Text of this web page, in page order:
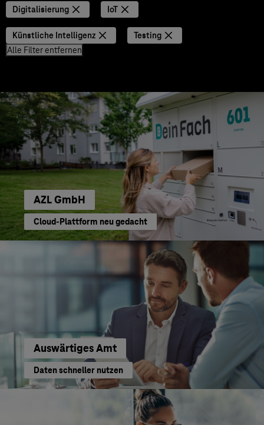
Digitalisierung IoT
Künstliche Intelligenz
Testing
Alle Filter entfernen
AZL GmbH
Cloud-Plattform neu gedacht
Auswärtiges Amt
Daten schneller nutzen